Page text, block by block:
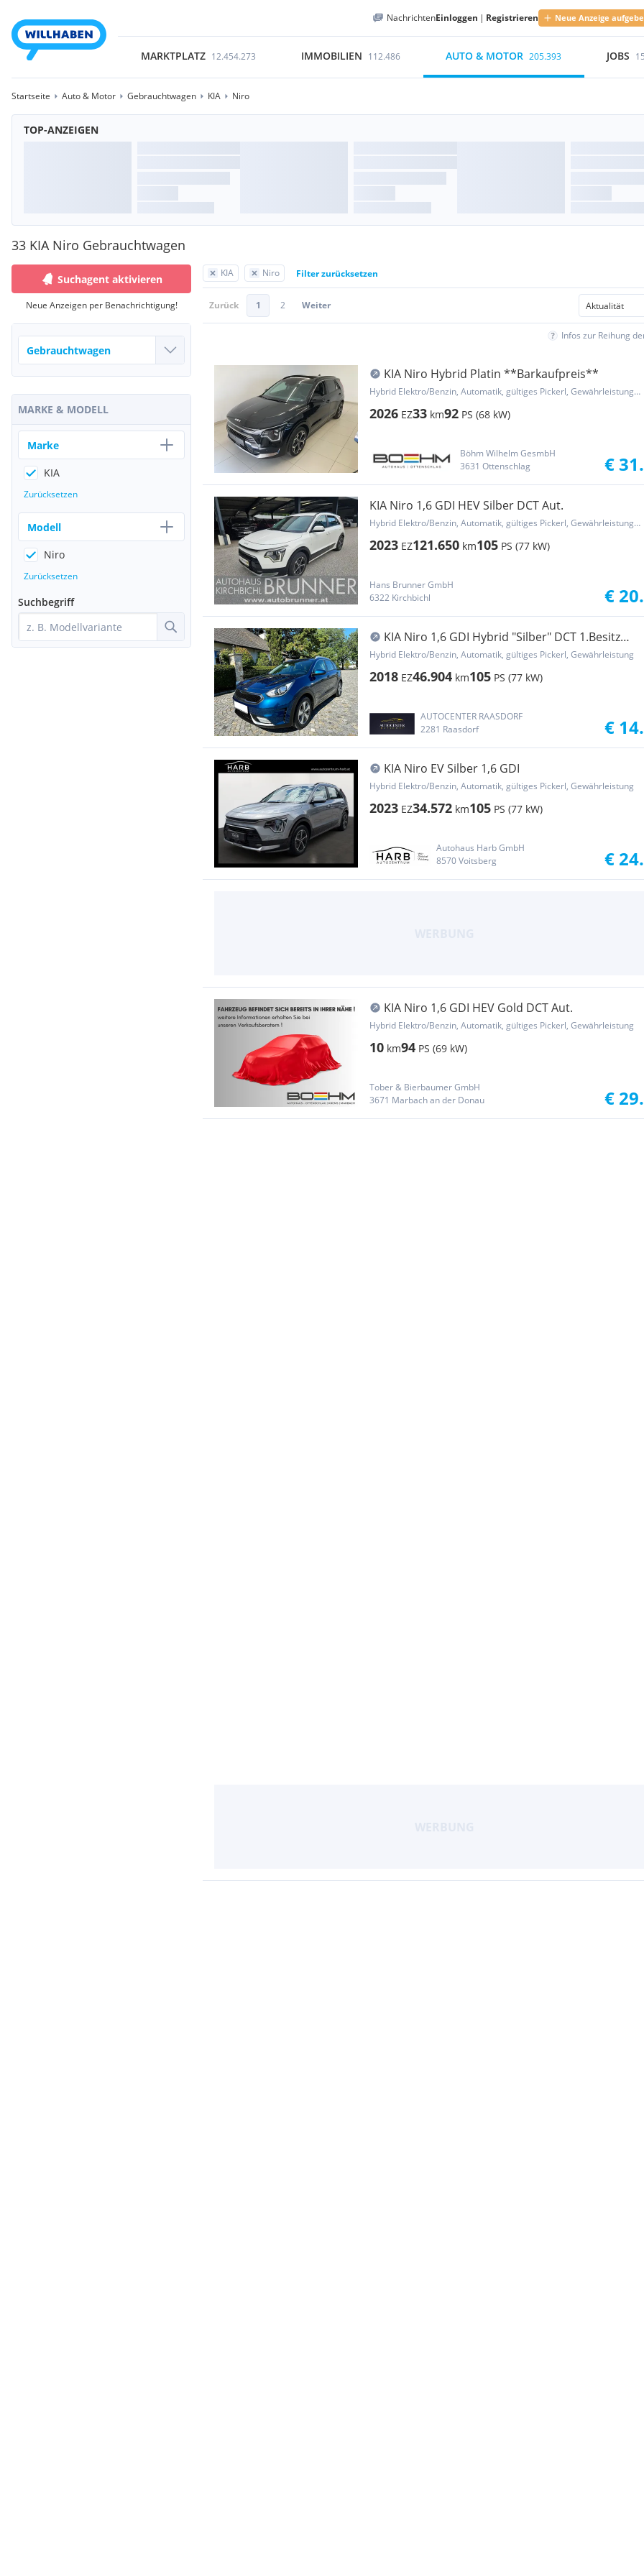
NachrichtenEinloggen | Registrieren Neue Anzeige
MARKTPLATZ 12.454.273 IMMOBILIEN 112.486 AUTO & MOTOR 205.393 JOBS
Startseite Auto & Motor Gebrauchtwagen KIA Niro
TOP-ANZEIGEN
33 KIA Niro Gebrauchtwagen
KIA Niro Filter zurücksetzen
Zurück 1 2 Weiter
Infos zur Reihung
KIA Niro Hybrid Platin **Barkaufpreis**
Hybrid Elektro/Benzin, Automatik, gültiges Pickerl, Gewährleistung, Garantie
2026 EZ33 km92 PS (68 kW)
Böhm Wilhelm GesmbH
3631 Ottenschlag
€
KIA Niro 1,6 GDI HEV Silber DCT Aut.
Hybrid Elektro/Benzin, Automatik, gültiges Pickerl, Gewährleistung, Garantie
2023 EZ121.650 km105 PS (77 kW)
Hans Brunner GmbH
6322 Kirchbichl
€
KIA Niro 1,6 GDI Hybrid "Silber" DCT 1.Besitz
46.T...
Hybrid Elektro/Benzin, Automatik, gültiges Pickerl, Gewährleistung
2018 EZ46.904 km105 PS (77 kW)
AUTOCENTER RAASDORF
2281 Raasdorf
€
KIA Niro EV Silber 1,6 GDI
Hybrid Elektro/Benzin, Automatik, gültiges Pickerl, Gewährleistung
2023 EZ34.572 km105 PS (77 kW)
Autohaus Harb GmbH
8570 Voitsberg
€
KIA Niro 1,6 GDI HEV Gold DCT Aut.
Hybrid Elektro/Benzin, Automatik, gültiges Pickerl, Gewährleistung
10 km94 PS (69 kW)
Tober & Bierbaumer GmbH
3671 Marbach an der Donau
€
Suchagent aktivieren
Neue Anzeigen per Benachrichtigung!
MARKE & MODELL
Marke
KIA
Zurücksetzen
Modell
Niro
Zurücksetzen
Suchbegriff